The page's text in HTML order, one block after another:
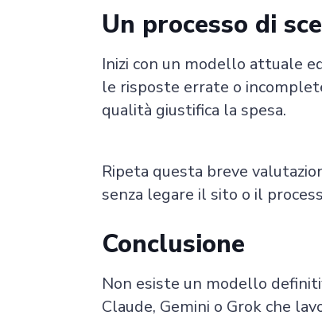
Un processo di
Inizi con un modello attuale
le risposte errate o
qualità giustifica la spesa.
Ripeta questa breve
senza legare il sito o il
Conclusione
Non esiste un modello
Claude, Gemini o Grok che